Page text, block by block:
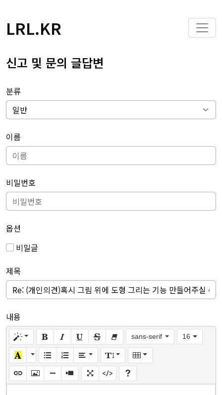
LRL.KR
신고 및 문의 글답변
분류
이름
비밀번호
옵션
비밀글
제목
내용
sans-serif 16